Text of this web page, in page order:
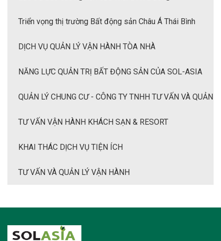
Triển vọng thị trường Bất động sản Châu Á Thái Bình
Dương 2022
DỊCH VỤ QUẢN LÝ VẬN HÀNH TÒA NHÀ
NĂNG LỰC QUẢN TRỊ BẤT ĐỘNG SẢN CỦA SOL-ASIA
QUẢN LÝ CHUNG CƯ - CÔNG TY TNHH TƯ VẤN VÀ QUẢN
LÝ BẤT ĐỘNG SẢN SOL-ASIA
TƯ VẤN VẬN HÀNH KHÁCH SẠN & RESORT
KHAI THÁC DỊCH VỤ TIỆN ÍCH
TƯ VẤN VÀ QUẢN LÝ VẬN HÀNH